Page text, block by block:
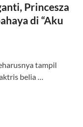
Princesza
di “Aku
tampil
belia …